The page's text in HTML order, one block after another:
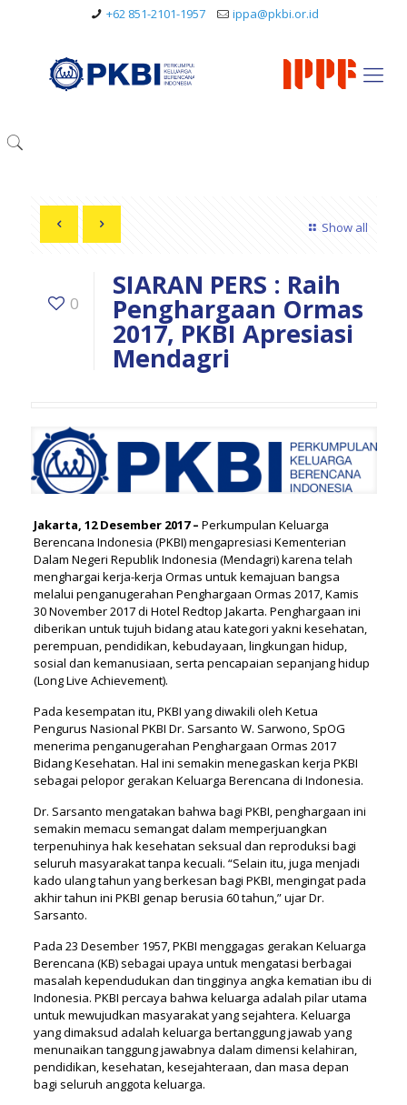
+62 851-2101-1957 ippa@pkbi.or.id
Show all
0
SIARAN PERS : Raih
Penghargaan Ormas
2017, PKBI Apresiasi
Mendagri
Jakarta, 12 Desember 2017 –Perkumpulan Keluarga
Berencana Indonesia (PKBI) mengapresiasi Kementerian
Dalam Negeri Republik Indonesia (Mendagri) karena telah
menghargai kerja-kerja Ormas untuk kemajuan bangsa
melalui penganugerahan Penghargaan Ormas 2017, Kamis
30 November 2017 di Hotel Redtop Jakarta. Penghargaan ini
diberikan untuk tujuh bidang atau kategori yakni kesehatan,
perempuan, pendidikan, kebudayaan, lingkungan hidup,
sosial dan kemanusiaan, serta pencapaian sepanjang hidup
(Long Live Achievement).
Pada kesempatan itu, PKBI yang diwakili oleh Ketua
Pengurus Nasional PKBI Dr. Sarsanto W. Sarwono, SpOG
menerima penganugerahan Penghargaan Ormas 2017
Bidang Kesehatan. Hal ini semakin menegaskan kerja PKBI
sebagai pelopor gerakan Keluarga Berencana di Indonesia.
Dr. Sarsanto mengatakan bahwa bagi PKBI, penghargaan ini
semakin memacu semangat dalam memperjuangkan
terpenuhinya hak kesehatan seksual dan reproduksi bagi
seluruh masyarakat tanpa kecuali. “Selain itu, juga menjadi
kado ulang tahun yang berkesan bagi PKBI, mengingat pada
akhir tahun ini PKBI genap berusia 60 tahun,” ujar Dr.
Sarsanto.
Pada 23 Desember 1957, PKBI menggagas gerakan Keluarga
Berencana (KB) sebagai upaya untuk mengatasi berbagai
masalah kependudukan dan tingginya angka kematian ibu di
Indonesia. PKBI percaya bahwa keluarga adalah pilar utama
untuk mewujudkan masyarakat yang sejahtera. Keluarga
yang dimaksud adalah keluarga bertanggung jawab yang
menunaikan tanggung jawabnya dalam dimensi kelahiran,
pendidikan, kesehatan, kesejahteraan, dan masa depan
bagi seluruh anggota keluarga.